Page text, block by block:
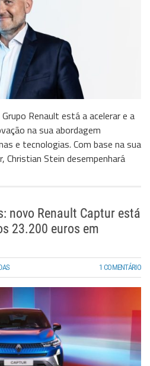
Renault está a acelerar e a
na sua abordagem
e tecnologias. Com base na sua
Christian Stein desempenhará
novo Renault Captur está
23.200 euros em
1 COMENTÁRIO